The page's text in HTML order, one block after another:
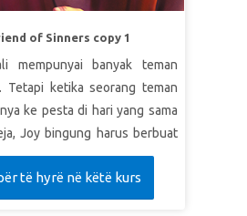
of Sinners copy 1
mempunyai banyak teman
Tetapi ketika seorang teman
ke pesta di hari yang sama
Joy bingung harus berbuat
bergaul dengan teman-teman
Superbook membawa
untuk menyaksikan tiga
të hyrë në këtë kurs